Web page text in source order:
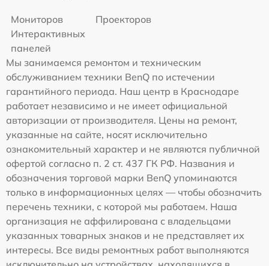
Мониторов
Проекторов
Интерактивных
панелей
Мы занимаемся ремонтом и техническим
обслуживанием техники BenQ по истечении
гарантийного периода. Наш центр в Краснодаре
работает независимо и не имеет официальной
авторизации от производителя. Цены на ремонт,
указанные на сайте, носят исключительно
ознакомительный характер и не являются публичной
офертой согласно п. 2 ст. 437 ГК РФ. Названия и
обозначения торговой марки BenQ упоминаются
только в информационных целях — чтобы обозначить
перечень техники, с которой мы работаем. Наша
организация не аффилирована с владельцами
указанных товарных знаков и не представляет их
интересы. Все виды ремонтных работ выполняются